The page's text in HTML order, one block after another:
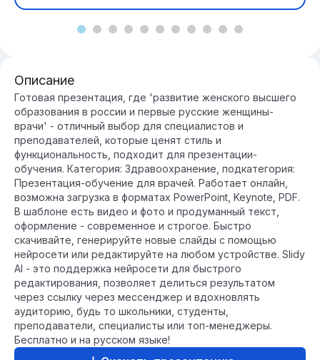
Описание
Готовая презентация, где 'развитие женского высшего
образования в россии и первые русские женщины-
врачи' - отличный выбор для специалистов и
преподавателей, которые ценят стиль и
функциональность, подходит для презентации-
обучения. Категория: Здравоохранение, подкатегория:
Презентация-обучение для врачей. Работает онлайн,
возможна загрузка в форматах PowerPoint, Keynote, PDF.
В шаблоне есть видео и фото и продуманный текст,
оформление - современное и строгое. Быстро
скачивайте, генерируйте новые слайды с помощью
нейросети или редактируйте на любом устройстве. Slidy
AI - это поддержка нейросети для быстрого
редактирования, позволяет делиться результатом
через ссылку через мессенджер и вдохновлять
аудиторию, будь то школьники, студенты,
преподаватели, специалисты или топ-менеджеры.
Бесплатно и на русском языке!